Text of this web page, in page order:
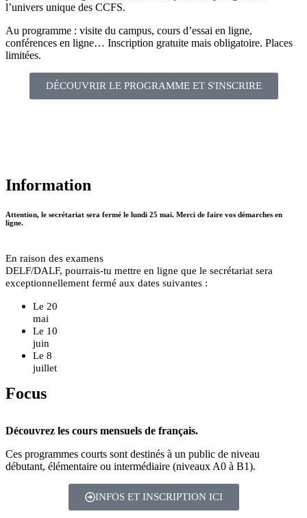
l’univers unique des CCFS.
Au programme : visite du campus, cours d’essai en ligne,
conférences en ligne… Inscription gratuite mais obligatoire. Places
limitées.
DÉCOUVRIR LE PROGRAMME ET S'INSCRIRE
Information
Attention, le secrétariat sera fermé le lundi 25 mai. Merci de faire vos démarches en
ligne.
En raison des examens
DELF/DALF, pourrais-tu mettre en ligne que le secrétariat sera
exceptionnellement fermé aux dates suivantes :
Le 20
mai
Le 10
juin
Le 8
juillet
Focus
Découvrez les cours mensuels de français.
Ces programmes courts sont destinés à un public de niveau
débutant, élémentaire ou intermédiaire (niveaux A0 à B1).
INFOS ET INSCRIPTION ICI